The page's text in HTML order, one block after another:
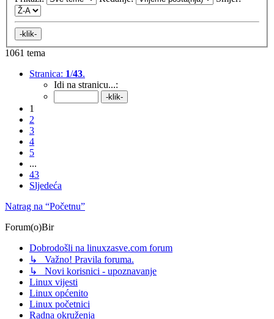
1061 tema
Stranica: 1/43.
Idi na stranicu...:
1
2
3
4
5
...
43
Sljedeća
Natrag na “Početnu”
Forum(o)Bir
Dobrodošli na linuxzasve.com forum
↳ Važno! Pravila foruma.
↳ Novi korisnici - upoznavanje
Linux vijesti
Linux općenito
Linux početnici
Radna okruženja